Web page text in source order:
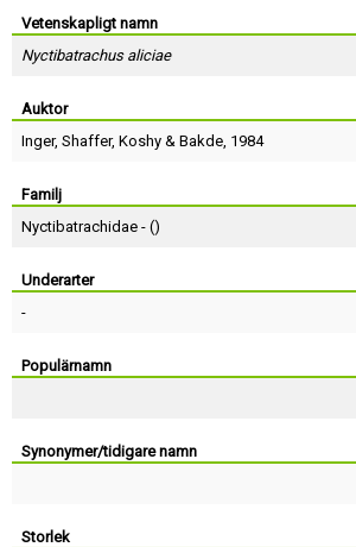
Vetenskapligt namn
Nyctibatrachus aliciae
Auktor
Inger, Shaffer, Koshy & Bakde, 1984
Familj
Nyctibatrachidae - ()
Underarter
-
Populärnamn
Synonymer/tidigare namn
Storlek
Lösenord:
Terms of Service